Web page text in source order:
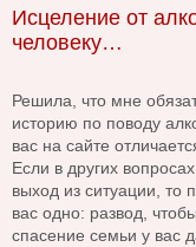
Исцеление от
человеку…
Решила, что мне
историю по поводу
вас на сайте
Если в других
выход из ситуации, то
вас одно: развод,
спасение семьи у вас